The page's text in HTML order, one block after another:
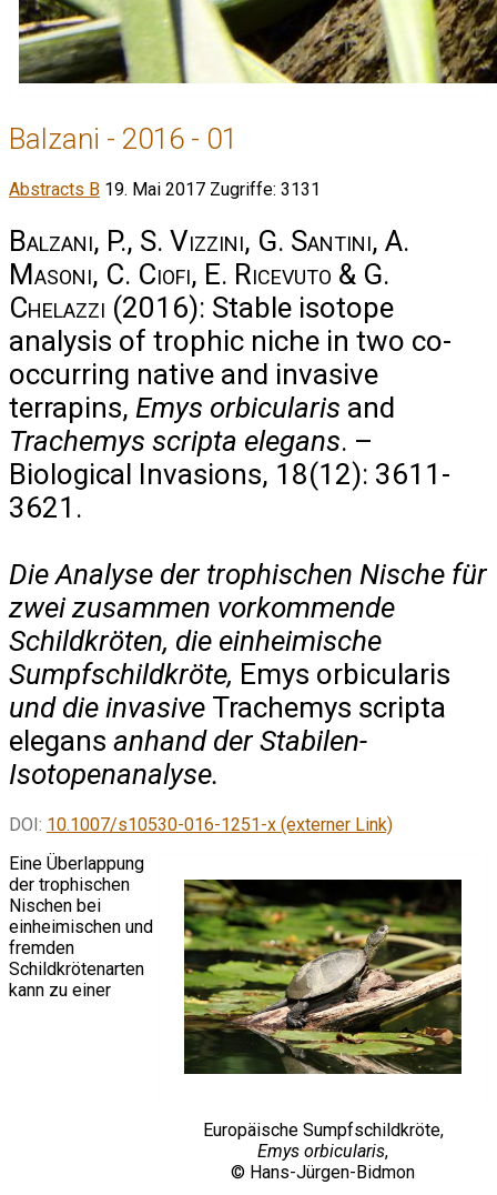
Balzani - 2016 - 01
Abstracts B 19. Mai 2017 Zugriffe: 3131
Balzani, P., S. Vizzini, G. Santini, A.
Masoni, C. Ciofi, E. Ricevuto & G.
Chelazzi (2016): Stable isotope
analysis of trophic niche in two co-
occurring native and invasive
terrapins, Emys orbicularis and
Trachemys scripta elegans. –
Biological Invasions, 18(12): 3611-
3621.
Die Analyse der trophischen Nische für
zwei zusammen vorkommende
Schildkröten, die einheimische
Sumpfschildkröte, Emys orbicularis
und die invasive Trachemys scripta
elegans anhand der Stabilen-
Isotopenanalyse.
DOI: 10.1007/s10530-016-1251-x (externer Link)
Europäische Sumpfschildkröte,
Emys orbicularis,
© Hans-Jürgen-Bidmon
Eine Überlappung
der trophischen
Nischen bei
einheimischen und
fremden
Schildkrötenarten
kann zu einer